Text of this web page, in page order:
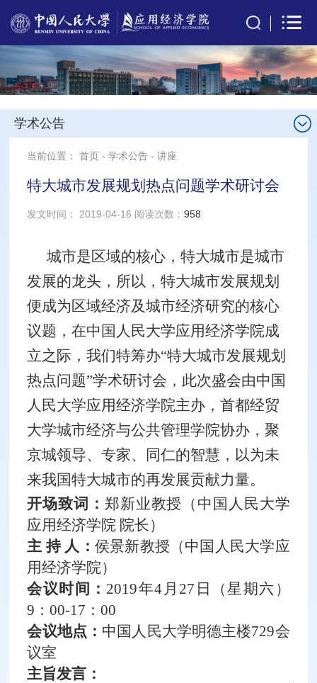
学术公告
当前位置：首页 -学术公告 -讲座
特大城市发展规划热点问题学术研讨会
发文时间： 2019-04-16 阅读次数：958
城市是区域的核心，特大城市是城市
发展的龙头，所以，特大城市发展规划
便成为区域经济及城市经济研究的核心
议题，在中国人民大学应用经济学院成
立之际，我们特筹办“特大城市发展规划
热点问题”学术研讨会，此次盛会由中国
人民大学应用经济学院主办，首都经贸
大学城市经济与公共管理学院协办，聚
京城领导、专家、同仁的智慧，以为未
来我国特大城市的再发展贡献力量。
开场致词： 郑新业教授（中国人民大学
应用经济学院 院长）
主 持 人： 侯景新教授 （中国人民大学应
用经济学院）
会议时间： 2019年4月27日（星期六）
9：00-17：00
会议地点： 中国人民大学明德主楼729会
议室
主旨发言 ：